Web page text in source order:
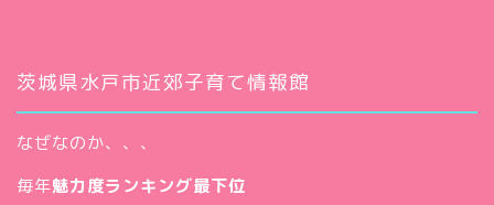
茨城県水戸市近郊子育て情報館
なぜなのか、、、
毎年魅力度ランキング最下位